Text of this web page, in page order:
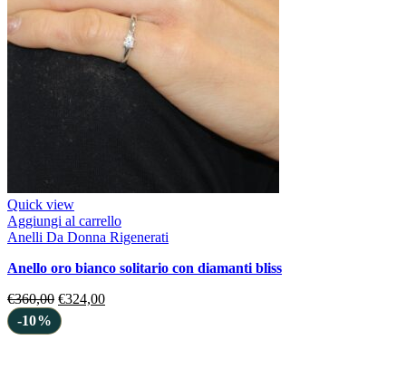
Quick view
Aggiungi al carrello
Anelli Da Donna Rigenerati
anello oro bianco solitario con diamanti bliss
€360,00 €324,00
-10%